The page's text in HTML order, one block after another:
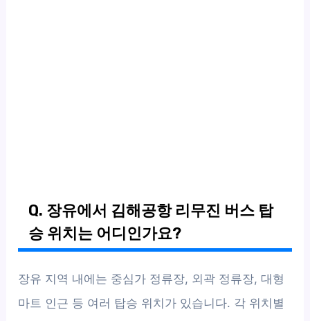
Q. 장유에서 김해공항 리무진 버스 탑
승 위치는 어디인가요?
장유 지역 내에는 중심가 정류장, 외곽 정류장, 대형
마트 인근 등 여러 탑승 위치가 있습니다. 각 위치별